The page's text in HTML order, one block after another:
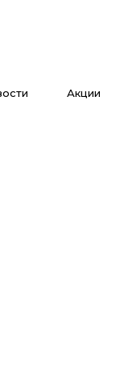
акции
или оставляйте
Я